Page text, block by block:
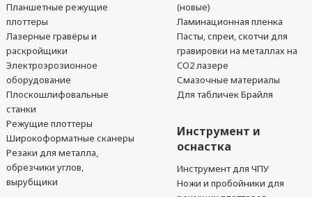
Планшетные режущие
плоттеры
Лазерные гравёры и
раскройщики
Электроэрозионное
оборудование
Плоскошлифовальные
станки
Режущие плоттеры
Широкоформатные сканеры
Резаки для металла,
обрезчики углов,
вырубщики
(новые)
Ламинационная пленка
Пасты, спреи, скотчи для
гравировки на металлах на
CO2 лазере
Смазочные материалы
Для табличек Брайля
Инструмент и
оснастка
Инструмент для ЧПУ
Ножи и пробойники для